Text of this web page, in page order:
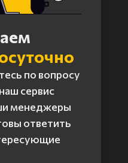
по вопросу
сервис
менеджеры
ответить